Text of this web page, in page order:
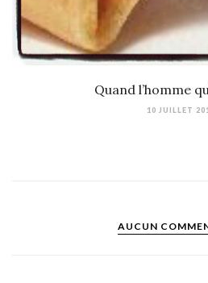
Quand l’homme
10 JUILLET
AUCUN